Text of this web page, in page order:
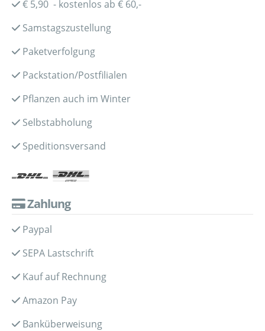
€ 5,90 - kostenlos ab € 60,-
Samstagszustellung
Paketverfolgung
Packstation/Postfilialen
Pflanzen auch im Winter
Selbstabholung
Speditionsversand
Zahlung
Paypal
SEPA Lastschrift
Kauf auf Rechnung
Amazon Pay
Banküberweisung